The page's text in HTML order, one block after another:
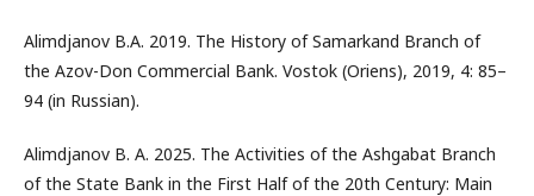
Alimdjanov B.A. 2019. The History of Samarkand Branch of
the Azov-Don Commercial Bank. Vostok (Oriens), 2019, 4: 85–
94 (in Russian).
Alimdjanov B. A. 2025. The Activities of the Ashgabat Branch
of the State Bank in the First Half of the 20th Century: Main